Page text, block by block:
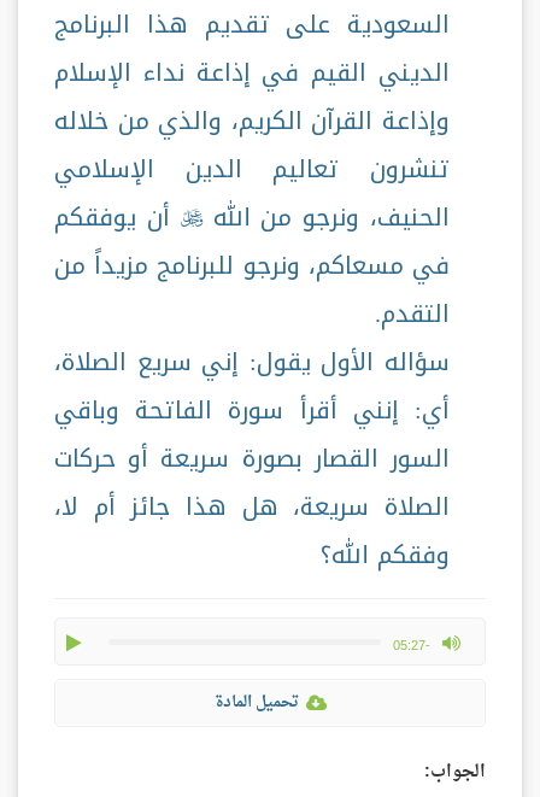
السعودية على تقديم هذا البرنامج
الديني القيم في إذاعة نداء الإسلام
وإذاعة القرآن الكريم، والذي من خلاله
تنشرون تعاليم الدين الإسلامي
الحنيف، ونرجو من الله أن يوفقكم
في مسعاكم، ونرجو للبرنامج مزيداً من
التقدم.
سؤاله الأول يقول: إني سريع الصلاة،
أي: إنني أقرأ سورة الفاتحة وباقي
السور القصار بصورة سريعة أو حركات
الصلاة سريعة، هل هذا جائز أم لا،
وفقكم الله؟
-05:27
max volume
تحميل المادة
الجواب: